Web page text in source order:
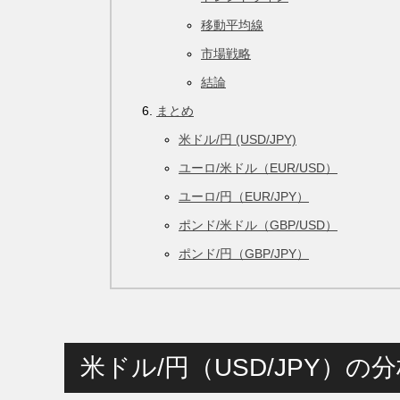
移動平均線
市場戦略
結論
まとめ
米ドル/円 (USD/JPY)
ユーロ/米ドル（EUR/USD）
ユーロ/円（EUR/JPY）
ポンド/米ドル（GBP/USD）
ポンド/円（GBP/JPY）
米ドル/円（USD/JPY）の